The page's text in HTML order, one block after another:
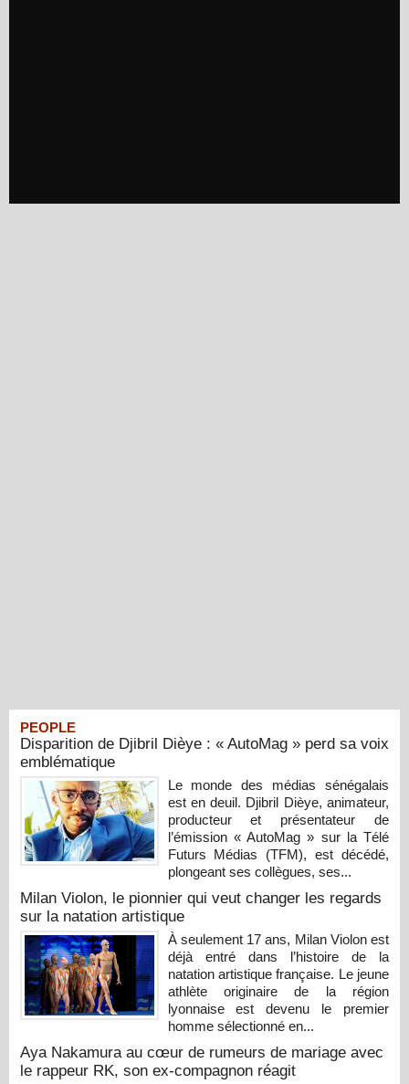
PEOPLE
Disparition de Djibril Dièye : « AutoMag » perd sa voix
emblématique
Le monde des médias sénégalais
est en deuil. Djibril Dièye, animateur,
producteur et présentateur de
l’émission « AutoMag » sur la Télé
Futurs Médias (TFM), est décédé,
plongeant ses collègues, ses...
Milan Violon, le pionnier qui veut changer les regards
sur la natation artistique
À seulement 17 ans, Milan Violon est
déjà entré dans l’histoire de la
natation artistique française. Le jeune
athlète originaire de la région
lyonnaise est devenu le premier
homme sélectionné en...
Aya Nakamura au cœur de rumeurs de mariage avec
le rappeur RK, son ex-compagnon réagit